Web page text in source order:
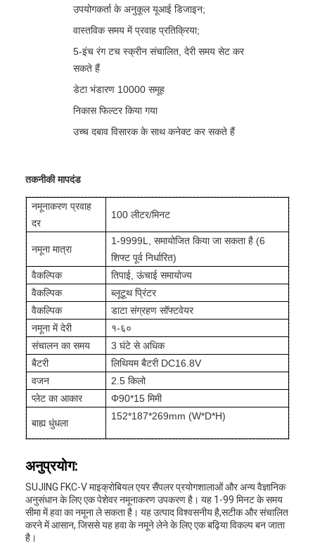
उपयोगकर्ता के अनुकूल यूआई डिजाइन;
वास्तविक समय में प्रवाह प्रतिक्रिया;
5-इंच रंग टच स्क्रीन संचालित, देरी समय सेट कर
सकते हैं
डेटा भंडारण 10000 समूह
निकास फिल्टर किया गया
उच्च दबाव विसारक के साथ कनेक्ट कर सकते हैं
तकनीकी मापदंड
नमूनाकरण प्रवाह
दर
100 लीटर/मिनट
नमूना मात्रा
1-9999L, समायोजित किया जा सकता है (6
शिफ्ट पूर्व निर्धारित)
वैकल्पिक
तिपाई, ऊंचाई समायोज्य
वैकल्पिक
ब्लूटूथ प्रिंटर
वैकल्पिक
डाटा संग्रहण सॉफ्टवेयर
नमूना में देरी
१-६०
संचालन का समय
3 घंटे से अधिक
बैटरी
लिथियम बैटरी DC16.8V
वजन
2.5 किलो
प्लेट का आकार
Φ90*15 मिमी
बाह्य धुंधला
152*187*269mm (W*D*H)
अनुप्रयोग:
SUJING FKC-V माइक्रोबियल एयर सैंपलर प्रयोगशालाओं और अन्य वैज्ञानिक
अनुसंधान के लिए एक पेशेवर नमूनाकरण उपकरण है। यह 1-99 मिनट के समय
सीमा में हवा का नमूना ले सकता है। यह उत्पाद विश्वसनीय है,सटीक और संचालित
करने में आसान, जिससे यह हवा के नमूने लेने के लिए एक बढ़िया विकल्प बन जाता
है।